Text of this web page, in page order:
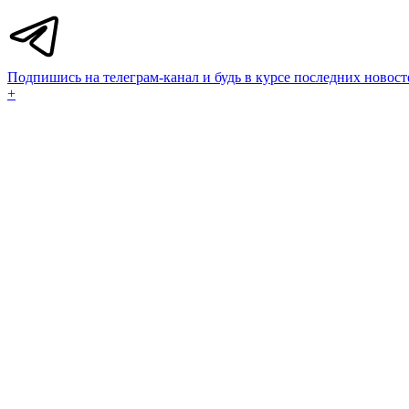
Подпишись на телеграм-канал и будь в курсе последних
+